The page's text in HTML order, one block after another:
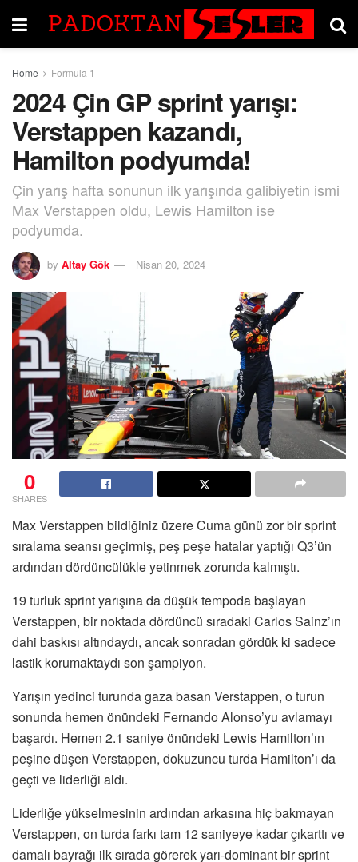
Home Formula 1
2024 Çin GP sprint yarışı:
Verstappen kazandı,
Hamilton podyumda!
Çin yarış hafta sonunun ilk yarışında galibiyetin ismi
Max Verstappen oldu, Lewis Hamilton ise
podyumda.
by Altay Gök Nisan 20, 2024
0
SHARES
Max Verstappen bildiğiniz üzere Cuma günü zor bir sprint
sıralama seansı geçirmiş, peş peşe hatalar yaptığı Q3’ün
ardından dördüncülükle yetinmek zorunda kalmıştı.
19 turluk sprint yarışına da düşük tempoda başlayan
Verstappen, bir noktada dördüncü sıradaki Carlos Sainz’ın
dahi baskısı altındaydı, ancak sonradan gördük ki sadece
lastik korumaktaydı son şampiyon.
Yarışın yedinci turunda gaza basan Verstappen, o turun
sonunda hemen önündeki Fernando Alonso’yu avlamayı
başardı. Hemen 2.1 saniye önündeki Lewis Hamilton’ın
peşine düşen Verstappen, dokuzuncu turda Hamilton’ı da
geçti ve liderliği aldı.
Liderliğe yükselmesinin ardından arkasına hiç bakmayan
Verstappen, on turda farkı tam 12 saniyeye kadar çıkarttı ve
damalı bayrağı ilk sırada görerek yarı-dominant bir sprint